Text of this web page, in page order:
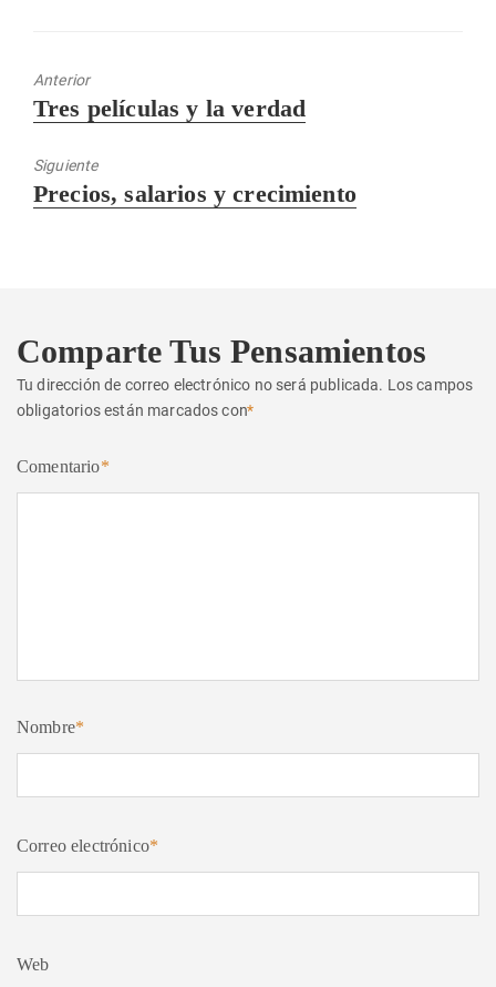
Anterior
Entrada
Tres películas y la verdad
Siguiente
Entrada
Precios, salarios y crecimiento
Comparte Tus Pensamientos
Tu dirección de correo electrónico no será publicada. Los campos
obligatorios están marcados con*
Comentario*
Nombre*
Correo electrónico*
Web